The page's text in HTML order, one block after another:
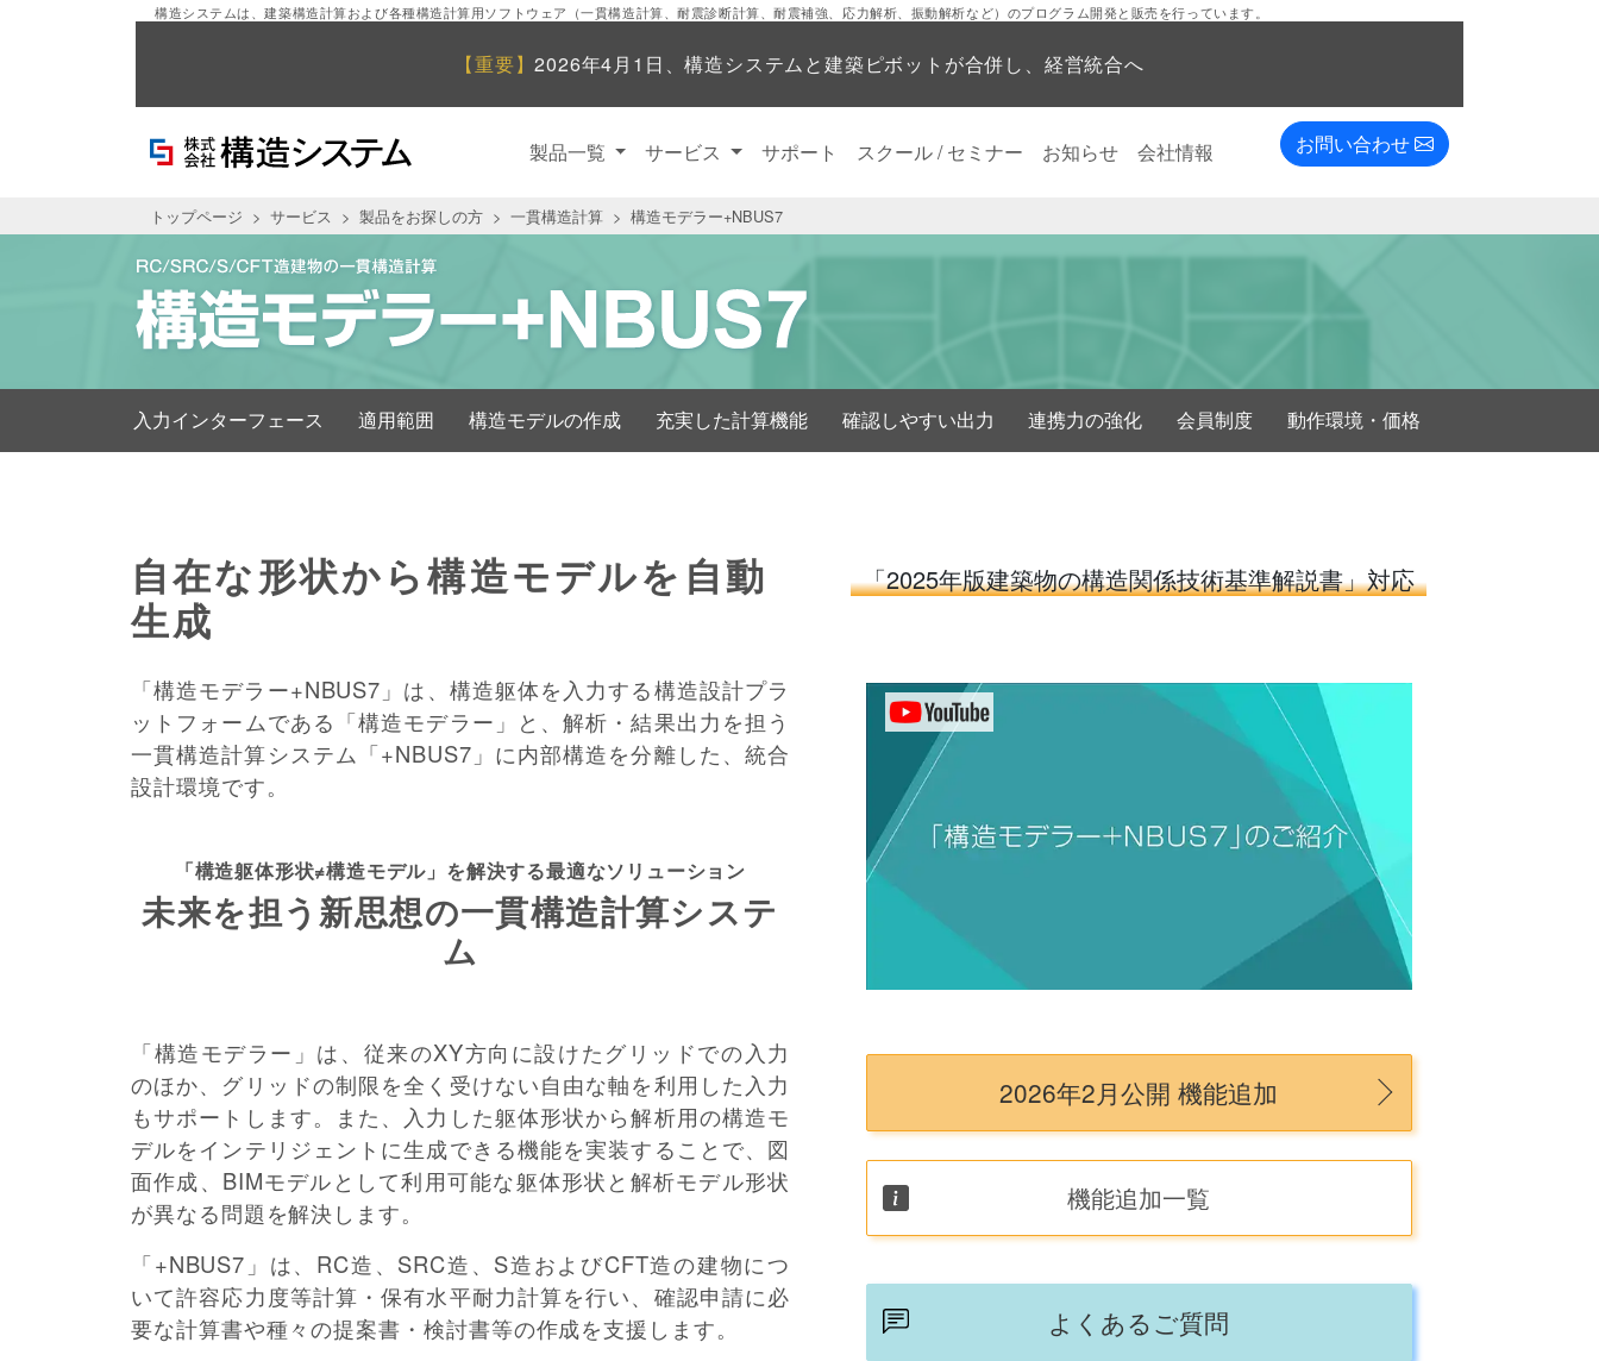
構造システムは、建築構造計算および各種構造計算用ソフトウェア（一貫構造計算、耐震診断計算、耐震補強、応力解析、振動解析など）のプログラム開発と販売を行っています。
【重要】2026年4月1日、構造システムと建築ピボットが合併し、経営統合へ
製品一覧 サービス サポート スクール / セミナー お知らせ 会社情報 お問い合わせ
トップページ サービス 製品をお探しの方 一貫構造計算 構造モデラー+NBUS7
入力インターフェース 適用範囲 構造モデルの作成 充実した計算機能 確認しやすい出力 連携力の強化 会員制度 動作環境・価格
自在な形状から構造モデルを自動
生成
「2025年版建築物の構造関係技術基準解説書」対応
「構造モデラー+NBUS7」は、構造躯体を入力する構造設計プラ
ットフォームである「構造モデラー」と、解析・結果出力を担う
一貫構造計算システム「+NBUS7」に内部構造を分離した、統合
設計環境です。
「構造躯体形状≠構造モデル」を解決する最適なソリューション
未来を担う新思想の一貫構造計算システ
ム
「構造モデラー」は、従来のXY方向に設けたグリッドでの入力
のほか、グリッドの制限を全く受けない自由な軸を利用した入力
もサポートします。また、入力した躯体形状から解析用の構造モ
デルをインテリジェントに生成できる機能を実装することで、図
面作成、BIMモデルとして利用可能な躯体形状と解析モデル形状
が異なる問題を解決します。
「+NBUS7」は、RC造、SRC造、S造およびCFT造の建物につ
いて許容応力度等計算・保有水平耐力計算を行い、確認申請に必
要な計算書や種々の提案書・検討書等の作成を支援します。
2026年2月公開 機能追加
機能追加一覧
よくあるご質問